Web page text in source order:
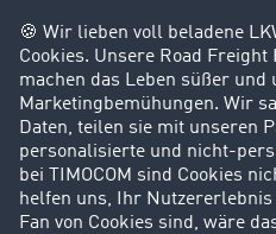
Success Stories
Karriere
Support
Kontakt